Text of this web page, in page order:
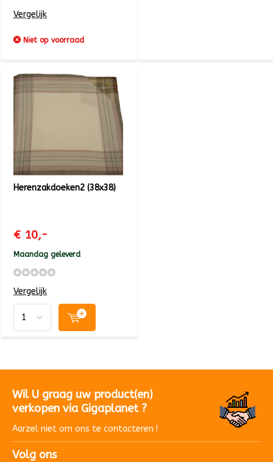
Vergelijk
Niet op voorraad
Herenzakdoeken2 (38x38)
€ 10,-
Maandag geleverd
Vergelijk
Wil U graag uw product(en)
verkopen via Gigaplanet ?
Aarzel niet om ons te contacteren !
Volg ons